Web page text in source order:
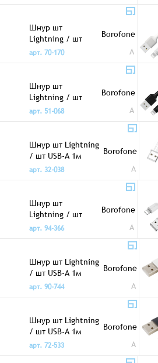
Шнур шт
Lightning / шт
USB-A 1м BX1
Borofone
арт. 70-170
A
Шнур шт
Lightning / шт
USB-A 1м BX1
Borofone
арт. 51-068
A
Шнур шт Lightning
/ шт USB-A 1м
BX11 белый
Borofone
арт. 32-038
A
Шнур шт
Lightning / шт
USB-A 1м BX14
Borofone
арт. 94-366
A
Шнур шт Lightning
/ шт USB-A 1м
BX16 белый
Borofone
арт. 90-744
A
Шнур шт Lightning
/ шт USB-A 1м
BX16 черный
Borofone
арт. 72-533
A